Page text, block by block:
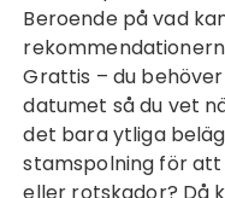
Beroende på vad
Grattis – du
datumet så du vet
det bara ytliga
stamspolning för